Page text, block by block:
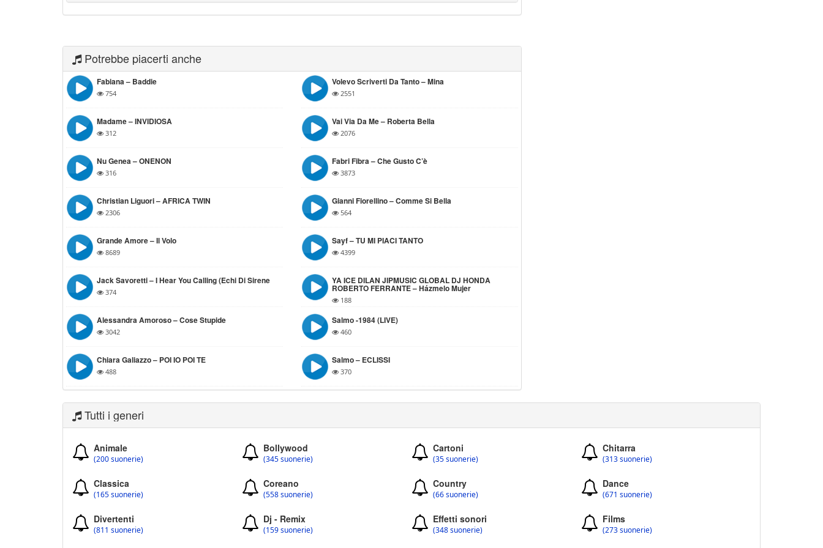
Potrebbe piacerti anche
Fabiana – Baddie
754
Volevo Scriverti Da Tanto – Mina
2551
Madame – INVIDIOSA
312
Vai Via Da Me – Roberta Bella
2076
Nu Genea – ONENON
316
Fabri Fibra – Che Gusto C’è
3873
Christian Liguori – AFRICA TWIN
2306
Gianni Fiorellino – Comme Si Bella
564
Grande Amore – Il Volo
8689
Sayf – TU MI PIACI TANTO
4399
Jack Savoretti – I Hear You Calling (Echi Di Sirene
374
YA ICE DILAN JIPMUSIC GLOBAL DJ HONDA
ROBERTO FERRANTE – Házmelo Mujer
188
Alessandra Amoroso – Cose Stupide
3042
Salmo -1984 (LIVE)
460
Chiara Galiazzo – POI IO POI TE
488
Salmo – ECLISSI
370
Tutti i generi
Animale
(200 suonerie)
Bollywood
(345 suonerie)
Cartoni
(35 suonerie)
Chitarra
(313 suonerie)
Classica
(165 suonerie)
Coreano
(558 suonerie)
Country
(66 suonerie)
Dance
(671 suonerie)
Divertenti
(811 suonerie)
Dj - Remix
(159 suonerie)
Effetti sonori
(348 suonerie)
Films
(273 suonerie)